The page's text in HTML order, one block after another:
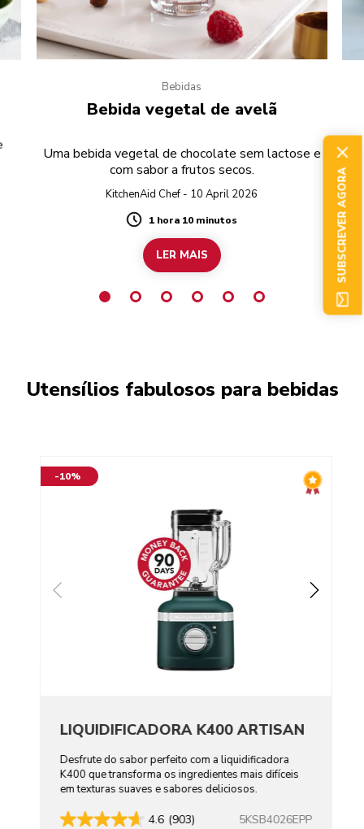
Bebidas
Bebida vegetal de avelã
Uma bebida vegetal de chocolate sem lactose e
com sabor a frutos secos.
KitchenAid Chef - 10 April 2026
Duration
1 hora 10 minutos
LER MAIS
Utensílios fabulosos para bebidas
-10%
LIQUIDIFICADORA K400 ARTISAN
Desfrute do sabor perfeito com a liquidificadora
K400 que transforma os ingredientes mais difíceis
em texturas suaves e sabores deliciosos.
4.6 (903) 5KSB4026EPP
SUBSCREVER AGORA